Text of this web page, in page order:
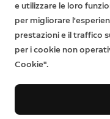
e utilizzare le loro
per migliorare
prestazioni e il traffico
per i cookie non
Cookie".